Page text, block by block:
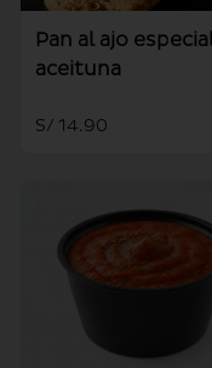
Pan al ajo
aceituna
S/ 14.90